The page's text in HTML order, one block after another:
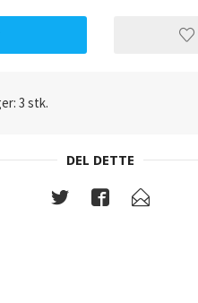
3 stk.
DEL DETTE